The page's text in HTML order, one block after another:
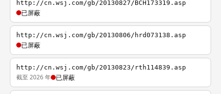
http://cn.wsj.com/gb/20130827/BCH173319.asp
已屏蔽
http://cn.wsj.com/gb/20130806/hrd073138.asp
已屏蔽
http://cn.wsj.com/gb/20130823/rth114839.asp
截至 2026 年 已屏蔽